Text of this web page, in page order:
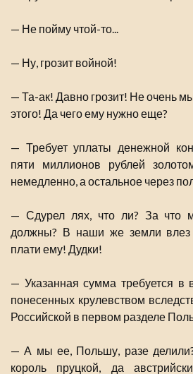
— Не пойму чтой-то...
— Ну, грозит войной!
— Та-ак! Давно грозит! Не очень
этого! Да чего ему нужно еще?
— Требует уплаты денежной
пяти миллионов рублей
немедленно, а остальное через
— Сдурел лях, что ли? За что
должны? В наши же земли
плати ему! Дудки!
— Указанная сумма требуется в
понесенных крулевством
Российской в первом разделе
— А мы ее, Польшу, разе
король пруцкой, да